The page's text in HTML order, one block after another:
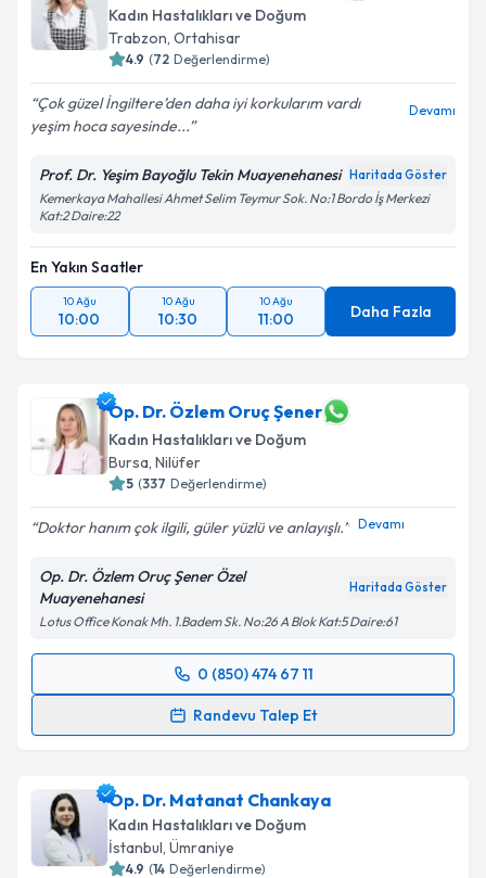
Kadın Hastalıkları ve Doğum
Trabzon, Ortahisar
4.9 (72 Değerlendirme)
Çok güzel İngiltere’den daha iyi korkularım vardı
yeşim hoca sayesinde...
Devamı
Prof. Dr. Yeşim Bayoğlu Tekin Muayenehanesi Haritada Göster
Kemerkaya Mahallesi Ahmet Selim Teymur Sok. No:1 Bordo İş Merkezi
Kat:2 Daire:22
En Yakın Saatler
10 Ağu
10:00
10 Ağu
10:30
10 Ağu
11:00 Daha Fazla
Op. Dr. Özlem Oruç Şener
Kadın Hastalıkları ve Doğum
Bursa, Nilüfer
5 (337 Değerlendirme)
Doktor hanım çok ilgili, güler yüzlü ve anlayışlı. Devamı
Op. Dr. Özlem Oruç Şener Özel
Muayenehanesi
Haritada Göster
Lotus Office Konak Mh. 1.Badem Sk. No:26 A Blok Kat:5 Daire:61
0 (850) 474 67 11
Randevu Talep Et
Randevu Takvimi Talebi
için bir takvim hazırlandığında e-posta ile
bilgilendireceğiz.
E-posta Adresiniz
Op. Dr. Matanat Chankaya
Kadın Hastalıkları ve Doğum
İstanbul, Ümraniye
4.9 (14 Değerlendirme)